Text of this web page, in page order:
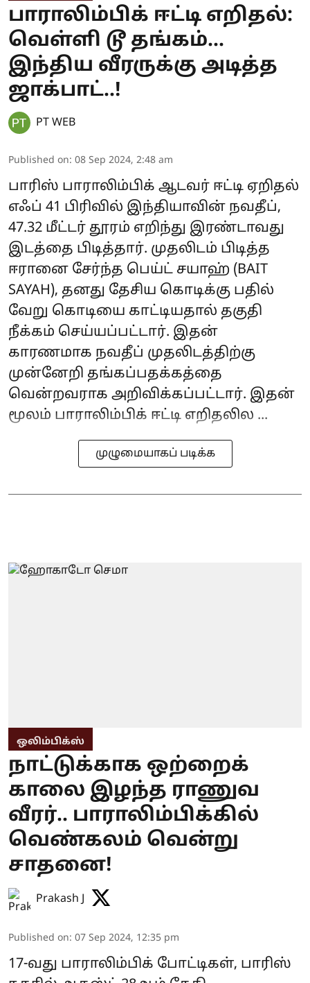
பாராலிம்பிக் ஈட்டி எறிதல்:
வெள்ளி டூ தங்கம்...
இந்திய வீரருக்கு அடித்த
ஜாக்பாட்..!
PT WEB
Published on: 08 Sep 2024, 2:48 am
பாரிஸ் பாராலிம்பிக் ஆடவர் ஈட்டி ஏறிதல்
எஃப் 41 பிரிவில் இந்தியாவின் நவதீப்,
47.32 மீட்டர் தூரம் எறிந்து இரண்டாவது
இடத்தை பிடித்தார். முதலிடம் பிடித்த
ஈரானை சேர்ந்த பெய்ட் சயாஹ் (BAIT
SAYAH), தனது தேசிய கொடிக்கு பதில்
வேறு கொடியை காட்டியதால் தகுதி
நீக்கம் செய்யப்பட்டார். இதன்
காரணமாக நவதீப் முதலிடத்திற்கு
முன்னேறி தங்கப்பதக்கத்தை
வென்றவராக அறிவிக்கப்பட்டார். இதன்
மூலம் பாராலிம்பிக் ஈட்டி எறிதலில ...
முழுமையாகப் படிக்க
ஒலிம்பிக்ஸ்
நாட்டுக்காக ஒற்றைக்
காலை இழந்த ராணுவ
வீரர்.. பாராலிம்பிக்கில்
வெண்கலம் வென்று
சாதனை!
Prakash J
Published on: 07 Sep 2024, 12:35 pm
17-வது பாராலிம்பிக் போட்டிகள், பாரிஸ்